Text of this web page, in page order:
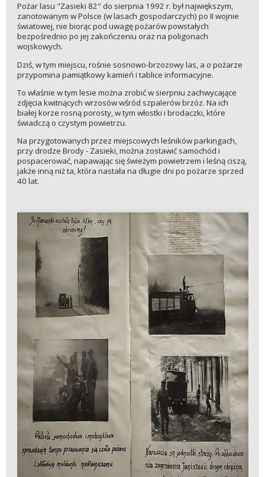
Pożar lasu "Zasieki 82" do sierpnia 1992 r. był największym,
zanotowanym w Polsce (w lasach gospodarczych) po II wojnie
światowej, nie biorąc pod uwagę pożarów powstałych
bezpośrednio po jej zakończeniu oraz na poligonach
wojskowych.
Dziś, w tym miejscu, rośnie sosnowo-brzozowy las, a o pożarze
przypomina pamiątkowy kamień i tablice informacyjne.
To właśnie w tym lesie można zrobić w sierpniu zachwycające
zdjęcia kwitnących wrzosów wśród szpalerów brzóz. Na ich
białej korze rosną porosty, w tym włostki i brodaczki, które
świadczą o czystym powietrzu.
Na przygotowanych przez miejscowych leśników parkingach,
przy drodze Brody - Zasieki, można zostawić samochód i
pospacerować, napawając się świeżym powietrzem i leśną ciszą,
jakże inną niż ta, która nastała na długie dni po pożarze sprzed
40 lat.